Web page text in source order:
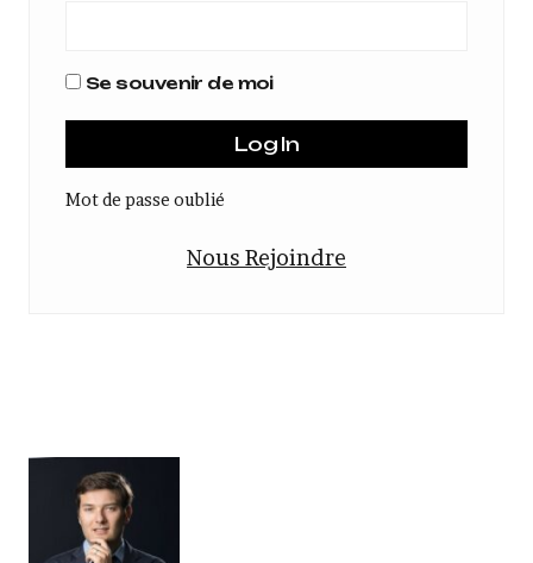
Se souvenir de moi
Mot de passe oublié
Nous Rejoindre